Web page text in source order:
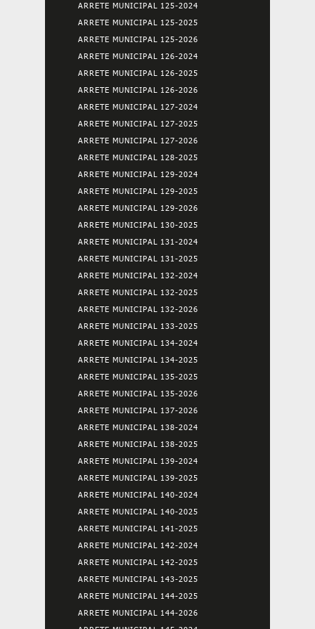
ARRETE MUNICIPAL 125-2024
ARRETE MUNICIPAL 125-2025
ARRETE MUNICIPAL 125-2026
ARRETE MUNICIPAL 126-2024
ARRETE MUNICIPAL 126-2025
ARRETE MUNICIPAL 126-2026
ARRETE MUNICIPAL 127-2024
ARRETE MUNICIPAL 127-2025
ARRETE MUNICIPAL 127-2026
ARRETE MUNICIPAL 128-2025
ARRETE MUNICIPAL 129-2024
ARRETE MUNICIPAL 129-2025
ARRETE MUNICIPAL 129-2026
ARRETE MUNICIPAL 130-2025
ARRETE MUNICIPAL 131-2024
ARRETE MUNICIPAL 131-2025
ARRETE MUNICIPAL 132-2024
ARRETE MUNICIPAL 132-2025
ARRETE MUNICIPAL 132-2026
ARRETE MUNICIPAL 133-2025
ARRETE MUNICIPAL 134-2024
ARRETE MUNICIPAL 134-2025
ARRETE MUNICIPAL 135-2025
ARRETE MUNICIPAL 135-2026
ARRETE MUNICIPAL 137-2026
ARRETE MUNICIPAL 138-2024
ARRETE MUNICIPAL 138-2025
ARRETE MUNICIPAL 139-2024
ARRETE MUNICIPAL 139-2025
ARRETE MUNICIPAL 140-2024
ARRETE MUNICIPAL 140-2025
ARRETE MUNICIPAL 141-2025
ARRETE MUNICIPAL 142-2024
ARRETE MUNICIPAL 142-2025
ARRETE MUNICIPAL 143-2025
ARRETE MUNICIPAL 144-2025
ARRETE MUNICIPAL 144-2026